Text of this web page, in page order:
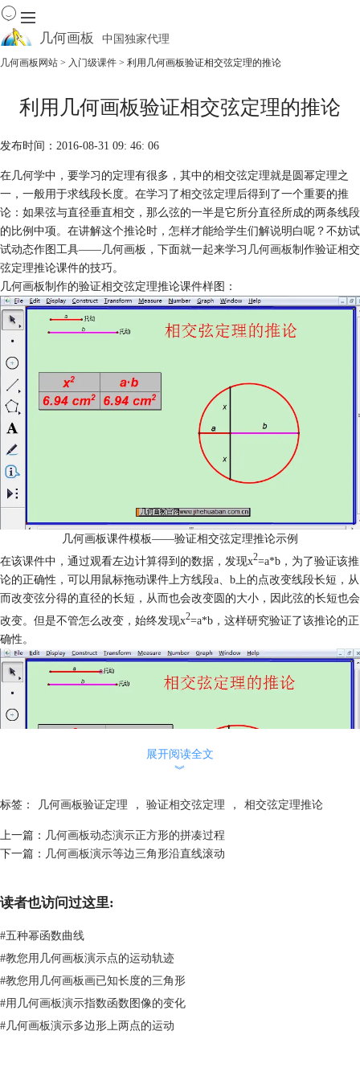
几何画板 中国独家代理
首页
产品
资源中心
软件商城
几何画板网站 > 入门级课件 > 利用几何画板验证相交弦定理的推论
利用几何画板验证相交弦定理的推论
发布时间：2016-08-31 09: 46: 06
在几何学中，要学习的定理有很多，其中的相交弦定理就是圆幂定理之
一，一般用于求线段长度。在学习了相交弦定理后得到了一个重要的推
论：如果弦与直径垂直相交，那么弦的一半是它所分直径所成的两条线段
的比例中项。在讲解这个推论时，怎样才能给学生们解说明白呢？不妨试
试动态作图工具——几何画板，下面就一起来学习 几何画板制作验证相交
弦定理推论课件的技巧。
几何画板制作的验证相交弦定理推论课件样图：
几何画板课件模板——验证相交弦定理推论示例
在该课件中，通过观看左边计算得到的数据，发现x2=a*b，为了验证该推
论的正确性，可以用鼠标拖动课件上方线段a、b上的点改变线段长短，从
而改变弦分得的直径的长短，从而也会改变圆的大小，因此弦的长短也会
改变。但是不管怎么改变，始终发现x2=a*b，这样研究验证了该推论的正
确性。
点击下面的“下载模板”按钮，即可下载该课件，用来给学生们演示验证相
交弦定理推论的正确性，从而加深学生们对该推论的理解，使学生掌握相
推理能力。只有在真正理解的基础上去做题，才能将题目做对。前面还给
大家介绍了用几何画板验证垂经定理的方法，具体课件可参考：
画板验证垂径定理。
展开阅读全文
︾
标签： 几何画板验证定理 ， 验证相交弦定理 ， 相交弦定理推论
上一篇： 几何画板动态演示正方形的拼凑过程
下一篇： 几何画板演示等边三角形沿直线滚动
读者也访问过这里:
#五种幂函数曲线
#教您用几何画板演示点的运动轨迹
#教您用几何画板画已知长度的三角形
#用几何画板演示指数函数图像的变化
#几何画板演示多边形上两点的运动